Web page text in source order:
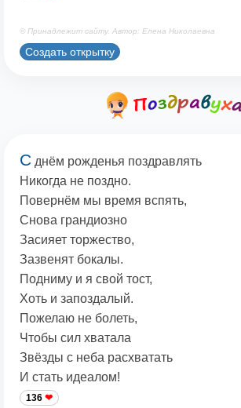
© Принадлежит сайту. Автор: Елена Николаевна
Создать открытку
С днём рожденья поздравлять
Никогда не поздно.
Повернём мы время вспять,
Снова грандиозно
Засияет торжество,
Зазвенят бокалы.
Подниму и я свой тост,
Хоть и запоздалый.
Пожелаю не болеть,
Чтобы сил хватала
Звёзды с неба расхватать
И стать идеалом!
136